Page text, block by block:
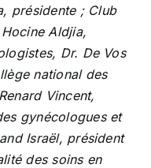
présidente ; Club
Aldjia,
Dr. De Vos
national des
Vincent,
gynécologues et
Israël, président
des soins en